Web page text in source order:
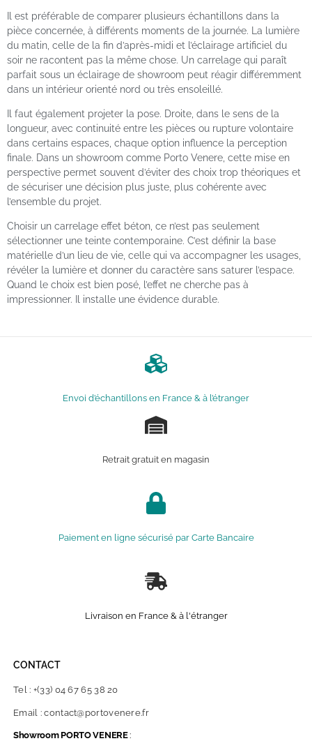
Il est préférable de comparer plusieurs échantillons dans la
pièce concernée, à différents moments de la journée. La lumière
du matin, celle de la fin d’après-midi et l’éclairage artificiel du
soir ne racontent pas la même chose. Un carrelage qui paraît
parfait sous un éclairage de showroom peut réagir différemment
dans un intérieur orienté nord ou très ensoleillé.
Il faut également projeter la pose. Droite, dans le sens de la
longueur, avec continuité entre les pièces ou rupture volontaire
dans certains espaces, chaque option influence la perception
finale. Dans un showroom comme Porto Venere, cette mise en
perspective permet souvent d’éviter des choix trop théoriques et
de sécuriser une décision plus juste, plus cohérente avec
l’ensemble du projet.
Choisir un carrelage effet béton, ce n’est pas seulement
sélectionner une teinte contemporaine. C’est définir la base
matérielle d’un lieu de vie, celle qui va accompagner les usages,
révéler la lumière et donner du caractère sans saturer l’espace.
Quand le choix est bien posé, l’effet ne cherche pas à
impressionner. Il installe une évidence durable.
Envoi d’échantillons en France & à l’étranger
Retrait gratuit en magasin
Paiement en ligne sécurisé par Carte Bancaire
Livraison en France & à l'étranger
CONTACT
Tel : +(33) 04 67 65 38 20
Email : contact@portovenere.fr
Showroom PORTO VENERE: